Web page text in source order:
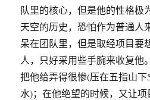
队里的核心，但是他的性格极
天空的历史，恐怕作为普通人
呆在团队里，但是取经项目要
人，只好采用些手腕来收复他
把他给弄得很惨(压在五指山
水)；在他绝望的时候，又让